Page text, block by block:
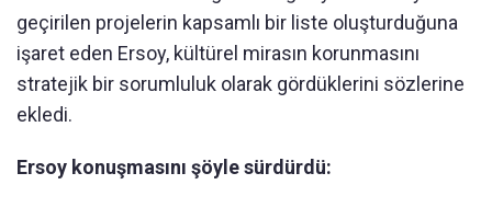
geçirilen projelerin kapsamlı bir liste oluşturduğuna
işaret eden Ersoy, kültürel mirasın korunmasını
stratejik bir sorumluluk olarak gördüklerini sözlerine
ekledi.
Ersoy konuşmasını şöyle sürdürdü: